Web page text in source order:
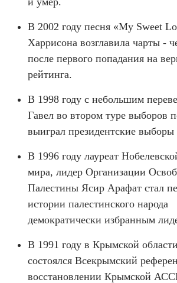
В 2002 году песня «My Sweet
Харрисона возглавила чарты -
после первого попадания на
рейтинга.
В 1998 году с небольшим
Гавел во втором туре выборов
выиграл президентские
В 1996 году лауреат
мира, лидер Организации
Палестины Ясир Арафат стал
истории палестинского народа
демократически избранным
В 1991 году в Крымской
состоялся Всекрымский
восстановлении Крымской